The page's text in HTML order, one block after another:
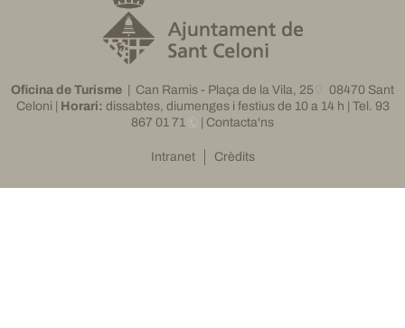
Oficina de Turisme Can Ramis - Plaça de la Vila, 25
08470 Sant
Celoni | Horari: dissabtes, diumenges i festius de 10 a 14 h | Tel. 93
867 01 71
Contacta'ns
Intranet Crèdits